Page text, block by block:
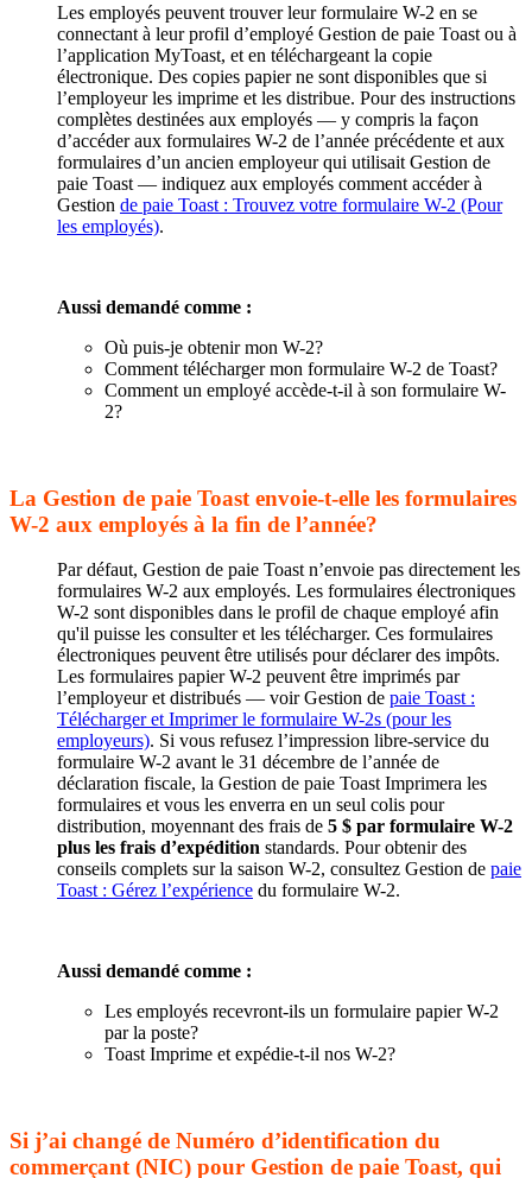
Les employés peuvent trouver leur formulaire W-2 en se
connectant à leur profil d’employé Gestion de paie Toast ou à
l’application MyToast, et en téléchargeant la copie
électronique. Des copies papier ne sont disponibles que si
l’employeur les imprime et les distribue. Pour des instructions
complètes destinées aux employés — y compris la façon
d’accéder aux formulaires W-2 de l’année précédente et aux
formulaires d’un ancien employeur qui utilisait Gestion de
paie Toast — indiquez aux employés comment accéder à
Gestion de paie Toast : Trouvez votre formulaire W-2 (Pour
les employés).
Aussi demandé comme :
Où puis-je obtenir mon W-2?
Comment télécharger mon formulaire W-2 de Toast?
Comment un employé accède-t-il à son formulaire W-
2?
La Gestion de paie Toast envoie-t-elle les formulaires
W-2 aux employés à la fin de l’année?
Par défaut, Gestion de paie Toast n’envoie pas directement les
formulaires W-2 aux employés. Les formulaires électroniques
W-2 sont disponibles dans le profil de chaque employé afin
qu'il puisse les consulter et les télécharger. Ces formulaires
électroniques peuvent être utilisés pour déclarer des impôts.
Les formulaires papier W-2 peuvent être imprimés par
l’employeur et distribués — voir Gestion de paie Toast :
Télécharger et Imprimer le formulaire W-2s (pour les
employeurs). Si vous refusez l’impression libre-service du
formulaire W-2 avant le 31 décembre de l’année de
déclaration fiscale, la Gestion de paie Toast Imprimera les
formulaires et vous les enverra en un seul colis pour
distribution, moyennant des frais de 5 $ par formulaire W-2
plus les frais d’expédition standards. Pour obtenir des
conseils complets sur la saison W-2, consultez Gestion de paie
Toast : Gérez l’expérience du formulaire W-2.
Aussi demandé comme :
Les employés recevront-ils un formulaire papier W-2
par la poste?
Toast Imprime et expédie-t-il nos W-2?
Si j’ai changé de Numéro d’identification du
commerçant (NIC) pour Gestion de paie Toast, qui